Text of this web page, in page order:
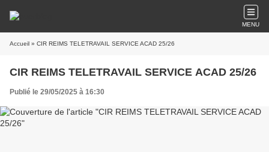
MENU
Accueil » CIR REIMS TELETRAVAIL SERVICE ACAD 25/26
CIR REIMS TELETRAVAIL SERVICE ACAD 25/26
Publié le 29/05/2025 à 16:30